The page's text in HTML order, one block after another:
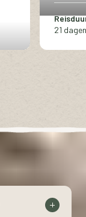
21